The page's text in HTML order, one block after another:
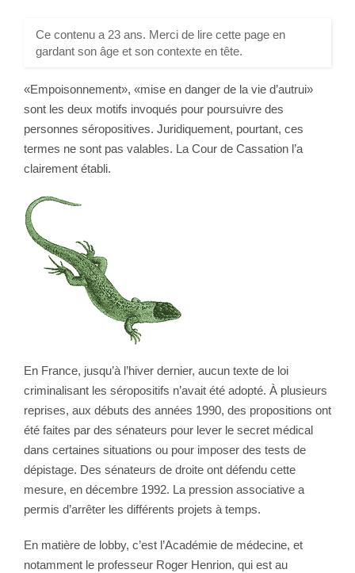
Ce contenu a 23 ans. Merci de lire cette page en
gardant son âge et son contexte en tête.
«Empoisonnement», «mise en danger de la vie d’autrui»
sont les deux motifs invoqués pour poursuivre des
personnes séropositives. Juridiquement, pourtant, ces
termes ne sont pas valables. La Cour de Cassation l’a
clairement établi.
En France, jusqu’à l’hiver dernier, aucun texte de loi
criminalisant les séropositifs n’avait été adopté. À plusieurs
reprises, aux débuts des années 1990, des propositions ont
été faites par des sénateurs pour lever le secret médical
dans certaines situations ou pour imposer des tests de
dépistage. Des sénateurs de droite ont défendu cette
mesure, en décembre 1992. La pression associative a
permis d’arrêter les différents projets à temps.
En matière de lobby, c’est l’Académie de médecine, et
notamment le professeur Roger Henrion, qui est au